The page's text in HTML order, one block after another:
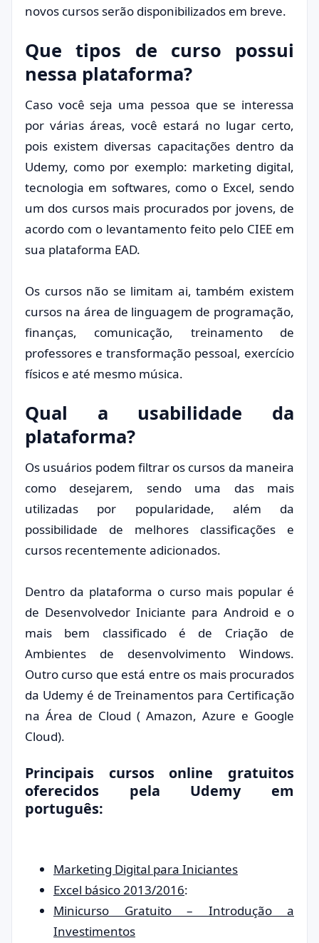
novos cursos serão disponibilizados em breve.
Que tipos de curso possui
nessa plataforma?
Caso você seja uma pessoa que se interessa
por várias áreas, você estará no lugar certo,
pois existem diversas capacitações dentro da
Udemy, como por exemplo: marketing digital,
tecnologia em softwares, como o Excel, sendo
um dos cursos mais procurados por jovens, de
acordo com o levantamento feito pelo CIEE em
sua plataforma EAD.
Os cursos não se limitam ai, também existem
cursos na área de linguagem de programação,
finanças, comunicação, treinamento de
professores e transformação pessoal, exercício
físicos e até mesmo música.
Qual a usabilidade da
plataforma?
Os usuários podem filtrar os cursos da maneira
como desejarem, sendo uma das mais
utilizadas por popularidade, além da
possibilidade de melhores classificações e
cursos recentemente adicionados.
Dentro da plataforma o curso mais popular é
de Desenvolvedor Iniciante para Android e o
mais bem classificado é de Criação de
Ambientes de desenvolvimento Windows.
Outro curso que está entre os mais procurados
da Udemy é de Treinamentos para Certificação
na Área de Cloud ( Amazon, Azure e Google
Cloud).
Principais cursos online gratuitos
oferecidos pela Udemy em
português:
Marketing Digital para Iniciantes
Excel básico 2013/2016:
Minicurso Gratuito – Introdução a
Investimentos